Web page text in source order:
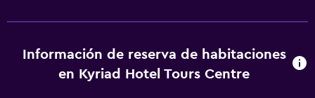
Información de reserva de habitaciones
en Kyriad Hotel Tours Centre